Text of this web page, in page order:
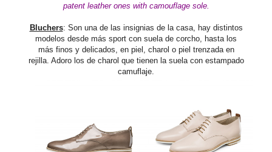
patent leather ones with camouflage sole.
Bluchers: Son una de las insignias de la casa, hay distintos
modelos desde más sport con suela de corcho, hasta los
más finos y delicados, en piel, charol o piel trenzada en
rejilla. Adoro los de charol que tienen la suela con estampado
camuflaje.